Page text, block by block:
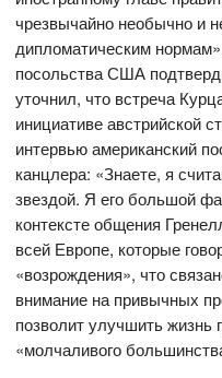
чрезвычайно необычно и
дипломатическим
посольства США
уточнил, что встреча
инициативе австрийской
интервью американский
канцлера: «Знаете, я
звездой. Я его большой
контексте общения
всей Европе, которые
«возрождения», что
внимание на привычных
позволит улучшить
«молчаливого